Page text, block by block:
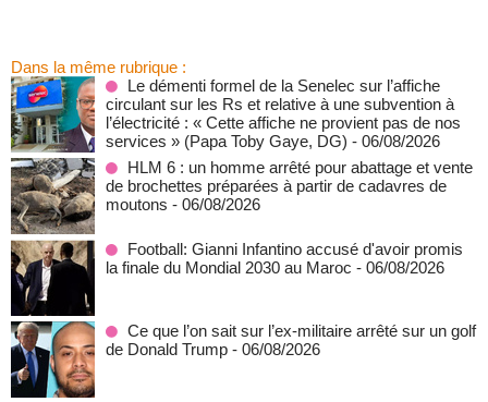
Dans la même rubrique :
Le démenti formel de la Senelec sur l’affiche
circulant sur les Rs et relative à une subvention à
l’électricité : « Cette affiche ne provient pas de nos
services » (Papa Toby Gaye, DG) - 06/08/2026
HLM 6 : un homme arrêté pour abattage et vente
de brochettes préparées à partir de cadavres de
moutons - 06/08/2026
Football: Gianni Infantino accusé d'avoir promis
la finale du Mondial 2030 au Maroc - 06/08/2026
Ce que l’on sait sur l’ex-militaire arrêté sur un golf
de Donald Trump - 06/08/2026